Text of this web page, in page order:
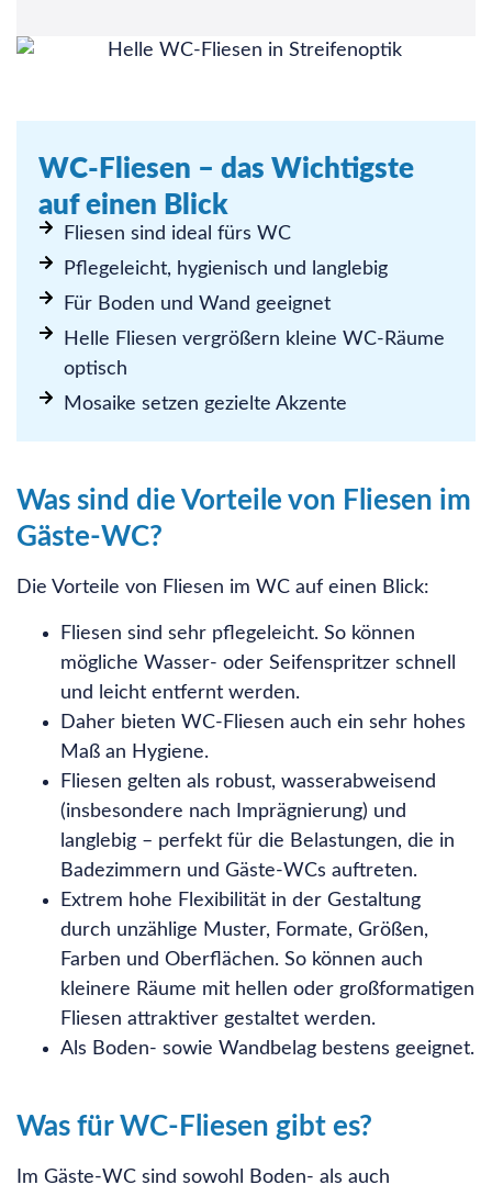
WC-Fliesen – das Wichtigste
auf einen Blick
Fliesen sind ideal fürs WC
Pflegeleicht, hygienisch und langlebig
Für Boden und Wand geeignet
Helle Fliesen vergrößern kleine WC-Räume
optisch
Mosaike setzen gezielte Akzente
Was sind die Vorteile von Fliesen im
Gäste-WC?
Die Vorteile von Fliesen im WC auf einen Blick:
Fliesen sind sehr pflegeleicht. So können
mögliche Wasser- oder Seifenspritzer schnell
und leicht entfernt werden.
Daher bieten WC-Fliesen auch ein sehr hohes
Maß an Hygiene.
Fliesen gelten als robust, wasserabweisend
(insbesondere nach Imprägnierung) und
langlebig – perfekt für die Belastungen, die in
Badezimmern und Gäste-WCs auftreten.
Extrem hohe Flexibilität in der Gestaltung
durch unzählige Muster, Formate, Größen,
Farben und Oberflächen. So können auch
kleinere Räume mit hellen oder großformatigen
Fliesen attraktiver gestaltet werden.
Als Boden- sowie Wandbelag bestens geeignet.
Was für WC-Fliesen gibt es?
Im Gäste-WC sind sowohl Boden- als auch